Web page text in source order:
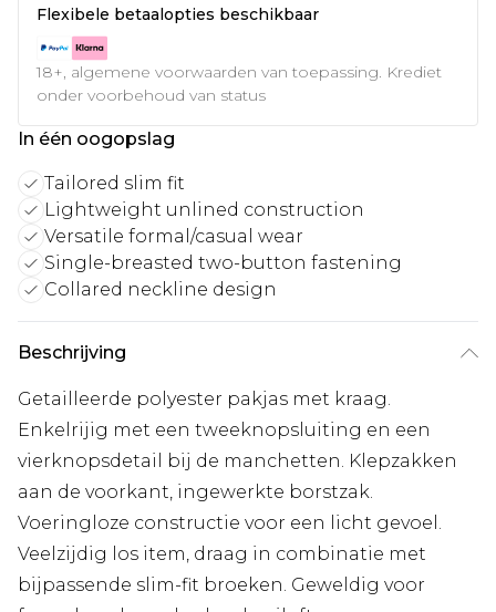
Flexibele betaalopties beschikbaar
18+, algemene voorwaarden van toepassing. Krediet
onder voorbehoud van status
In één oogopslag
Tailored slim fit
Lightweight unlined construction
Versatile formal/casual wear
Single-breasted two-button fastening
Collared neckline design
Beschrijving
Getailleerde polyester pakjas met kraag.
Enkelrijig met een tweeknopsluiting en een
vierknopsdetail bij de manchetten. Klepzakken
aan de voorkant, ingewerkte borstzak.
Voeringloze constructie voor een licht gevoel.
Veelzijdig los item, draag in combinatie met
bijpassende slim-fit broeken. Geweldig voor